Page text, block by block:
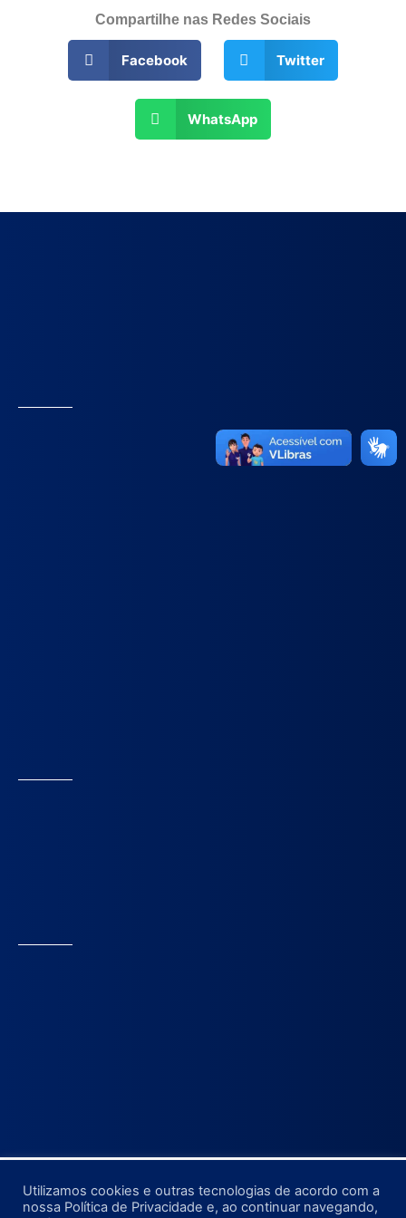
Compartilhe nas Redes Sociais
Facebook Twitter
WhatsApp
©2022-2025, Câmara Municipal de Pedro Gomes.
Utilizamos cookies e outras tecnologias de acordo com a
nossa Política de Privacidade e, ao continuar navegando,